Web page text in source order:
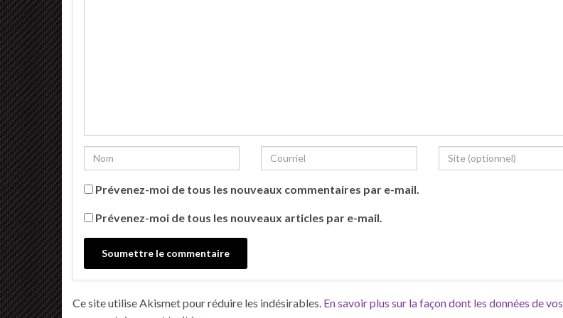
Prévenez-moi de tous les nouveaux commentaires par e-mail.
Prévenez-moi de tous les nouveaux articles par e-mail.
Ce site utilise Akismet pour réduire les indésirables. En savoir plus sur la façon dont les données de vos